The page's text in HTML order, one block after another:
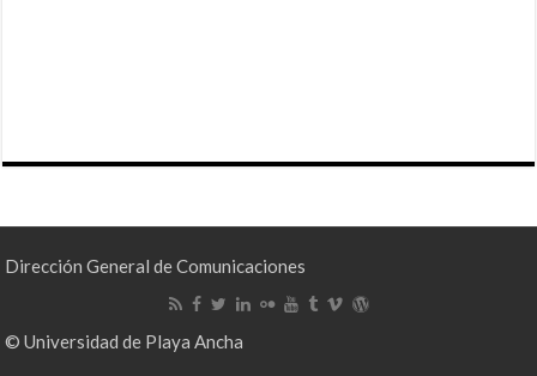
Dirección General de Comunicaciones
© Universidad de Playa Ancha